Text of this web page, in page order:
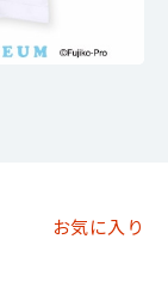
お気に入り